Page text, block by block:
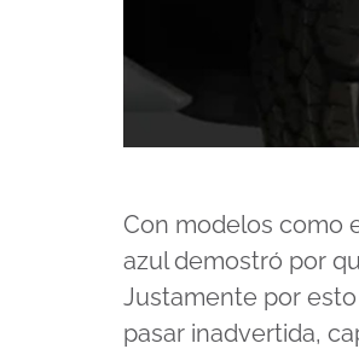
Con modelos como
azul demostró por
Justamente por
pasar inadvertida,